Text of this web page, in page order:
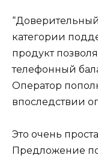
“Доверительный
категории
продукт
телефонный
Оператор
впоследствии
Это очень
Предложение